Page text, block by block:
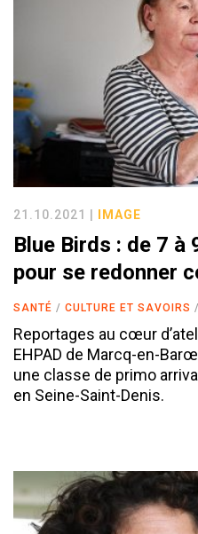
21.10.2021 | IMAGE
Blue Birds : de 7 à
pour se redonner
SANTÉ CULTURE ET SAVOIRS
Reportages au cœur
EHPAD de Marcq-en-
une classe de primo
en Seine-Saint-Denis.